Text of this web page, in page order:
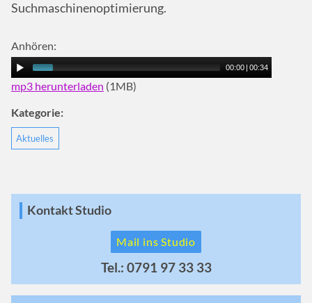
Suchmaschinenoptimierung.
Anhören:
00:00 | 00:34
mp3 herunterladen (1MB)
Kategorie:
Aktuelles
Kontakt Studio
Mail ins Studio
Tel.: 0791 97 33 33